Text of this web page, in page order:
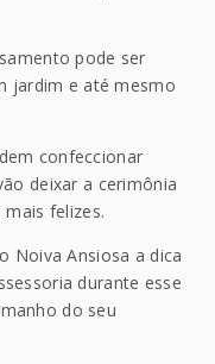
pode ser
jardim e até mesmo
confeccionar
deixar a cerimônia
felizes.
Noiva Ansiosa a dica
durante esse
do seu